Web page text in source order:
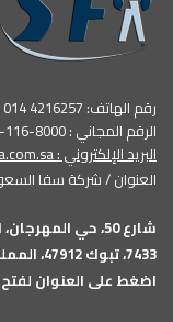
رقم الهاتف: 4216257 014
الرقم المجاني : 8000-116-800
البريد الإلكتروني :
العنوان / شركة سفا
7433، تبوك 47912، المملكة العربية السعودية
اضغط على العنوان